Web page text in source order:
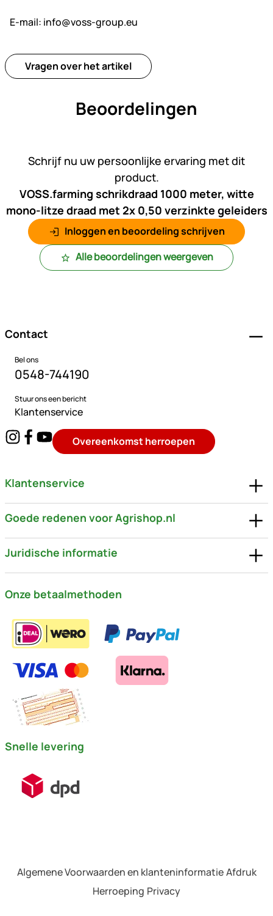
E-mail: info@voss-group.eu
Vragen over het artikel
Beoordelingen
Schrijf nu uw persoonlijke ervaring met dit
product.
VOSS.farming schrikdraad 1000 meter, witte
mono-litze draad met 2x 0,50 verzinkte geleiders
Inloggen en beoordeling schrijven
Alle beoordelingen weergeven
Contact
Bel ons
0548-744190
Stuur ons een bericht
Klantenservice
Overeenkomst herroepen
Klantenservice
Goede redenen voor Agrishop.nl
Juridische informatie
Onze betaalmethoden
Snelle levering
Algemene Voorwaarden en klanteninformatie Afdruk
Herroeping Privacy